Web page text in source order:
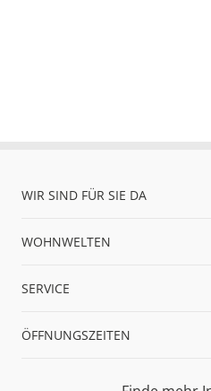
WIR SIND FÜR SIE DA
WOHNWELTEN
SERVICE
ÖFFNUNGSZEITEN